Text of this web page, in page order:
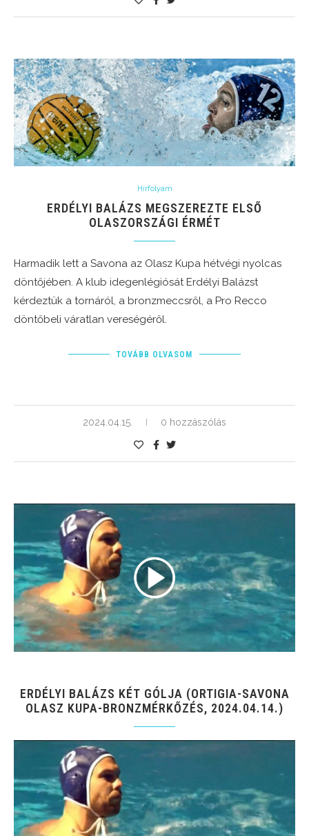
Hírfolyam
ERDÉLYI BALÁZS MEGSZEREZTE ELSŐ
OLASZORSZÁGI ÉRMÉT
Harmadik lett a Savona az Olasz Kupa hétvégi nyolcas
döntőjében. A klub idegenlégiósát Erdélyi Balázst
kérdeztük a tornáról, a bronzmeccsről, a Pro Recco
döntőbeli váratlan vereségéről.
TOVÁBB OLVASOM
2024.04.15. 0 hozzászólás
ERDÉLYI BALÁZS KÉT GÓLJA (ORTIGIA-SAVONA
OLASZ KUPA-BRONZMÉRKŐZÉS, 2024.04.14.)